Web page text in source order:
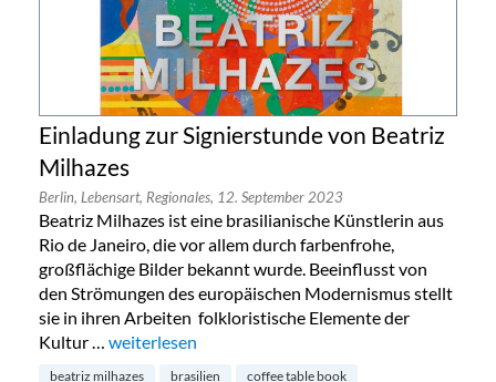
Einladung zur Signierstunde von Beatriz
Milhazes
Berlin, Lebensart, Regionales, 12. September 2023
Beatriz Milhazes ist eine brasilianische Künstlerin aus
Rio de Janeiro, die vor allem durch farbenfrohe,
großflächige Bilder bekannt wurde. Beeinflusst von
den Strömungen des europäischen Modernismus stellt
sie in ihren Arbeiten folkloristische Elemente der
Kultur … „Einladung zur Signierstunde von Beatriz Milhazes“
weiterlesen
beatriz milhazes brasilien coffee table book